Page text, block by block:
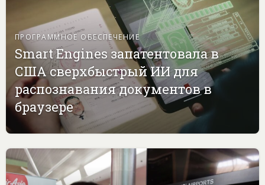
ПРОГРАММНОЕ ОБЕСПЕЧЕНИЕ
Smart Engines запатентовала в
США сверхбыстрый ИИ для
распознавания документов в
браузере